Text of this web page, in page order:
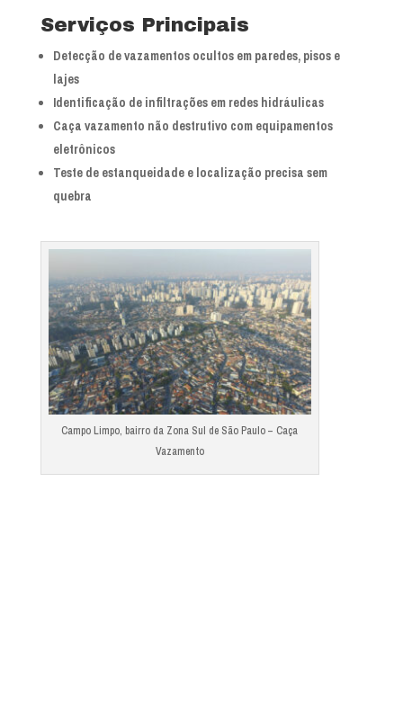
Serviços Principais
Detecção de vazamentos ocultos em paredes, pisos e
lajes
Identificação de infiltrações em redes hidráulicas
Caça vazamento não destrutivo com equipamentos
eletrônicos
Teste de estanqueidade e localização precisa sem
quebra
Campo Limpo, bairro da Zona Sul de São Paulo – Caça
Vazamento